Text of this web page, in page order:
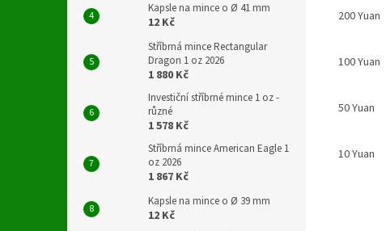
Kapsle na mince o Ø 41 mm
12 Kč
Stříbrná mince Rectangular
Dragon 1 oz 2026
1 880 Kč
Investiční stříbrné mince 1 oz -
různé
1 578 Kč
Stříbrná mince American Eagle 1
oz 2026
1 867 Kč
Kapsle na mince o Ø 39 mm
12 Kč
200 Yuan
100 Yuan
50 Yuan
10 Yuan